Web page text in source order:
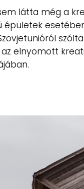
látta még a
elnyomott